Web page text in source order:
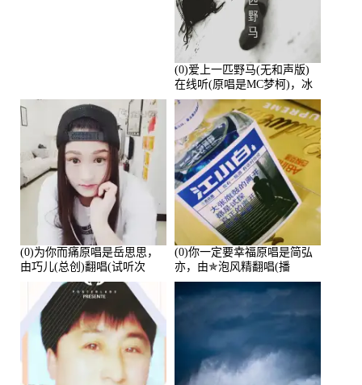
(0)爱上一匹野马(无和声版)
在线听(原唱是MC梦柯)，冰
鑫Asce演唱点播:178815次
(0)为你而痛原唱是岳思思，
由巧儿(总创)翻唱(试听次
数:108697)
(0)你一定要幸福原唱是简弘
亦，由✯泡风精翻唱(播
放:102381)